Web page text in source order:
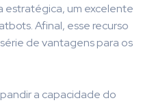
estratégica, um excelente
Afinal, esse recurso
de vantagens para os
a capacidade do